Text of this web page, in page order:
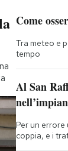
Come
Tra meteo e
tempo
Al San
Per un errore
coppia, e i